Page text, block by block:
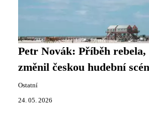
Petr Novák: Příběh
změnil českou hudební
Ostatní
24. 05. 2026